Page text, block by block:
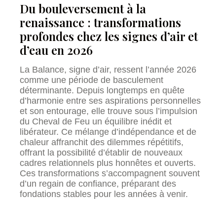
Du bouleversement à la
renaissance : transformations
profondes chez les signes d’air et
d’eau en 2026
La Balance, signe d’air, ressent l’année 2026
comme une période de basculement
déterminante. Depuis longtemps en quête
d’harmonie entre ses aspirations personnelles
et son entourage, elle trouve sous l’impulsion
du Cheval de Feu un équilibre inédit et
libérateur. Ce mélange d’indépendance et de
chaleur affranchit des dilemmes répétitifs,
offrant la possibilité d’établir de nouveaux
cadres relationnels plus honnêtes et ouverts.
Ces transformations s’accompagnent souvent
d’un regain de confiance, préparant des
fondations stables pour les années à venir.